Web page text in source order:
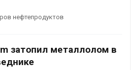
нефтепродуктов
затопил металлолом в